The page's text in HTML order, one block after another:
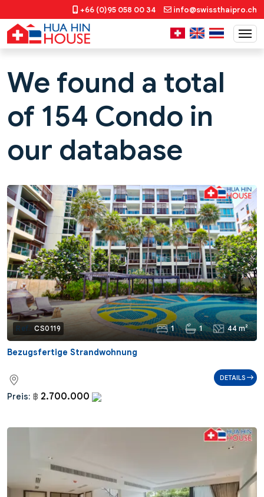
+66 (0)95 058 00 34 info@swissthaipro.ch
We found a total
of 154 Condo in
our database
Ref.: CS0119 1 1 44 m²
Bezugsfertige Strandwohnung
Preis: ฿ 2.700.000
DETAILS